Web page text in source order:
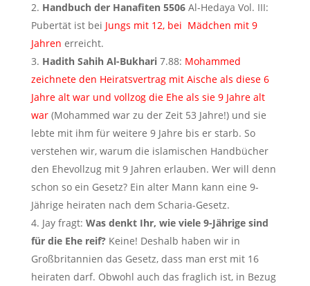
Handbuch der Hanafiten 5506Al-Hedaya Vol. III:
Pubertät ist bei Jungs mit 12, bei Mädchen mit 9
Jahren erreicht.
Hadith Sahih Al-Bukhari7.88: Mohammed
zeichnete den Heiratsvertrag mit Aische als diese 6
Jahre alt war und vollzog die Ehe als sie 9 Jahre alt
war(Mohammed war zu der Zeit 53 Jahre!) und sie
lebte mit ihm für weitere 9 Jahre bis er starb. So
verstehen wir, warum die islamischen Handbücher
den Ehevollzug mit 9 Jahren erlauben. Wer will denn
schon so ein Gesetz? Ein alter Mann kann eine 9-
Jährige heiraten nach dem Scharia-Gesetz.
Jay fragt: Was denkt Ihr, wie viele 9-Jährige sind
für die Ehe reif?Keine! Deshalb haben wir in
Großbritannien das Gesetz, dass man erst mit 16
heiraten darf. Obwohl auch das fraglich ist, in Bezug